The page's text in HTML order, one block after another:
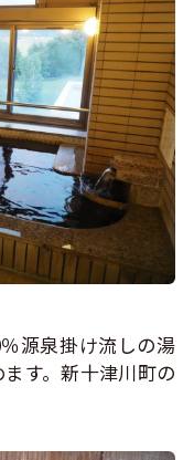
源泉掛け流しの湯
す。新十津川町の